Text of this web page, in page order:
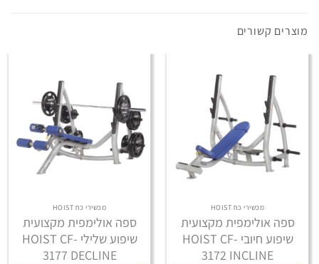
מוצרים קשורים
מכשירי כח HOIST
ספה אולימפית מקצועית
שיפוע חיובי HOIST CF-
3172 INCLINE
מכשירי כח HOIST
ספה אולימפית מקצועית
שיפוע שלילי HOIST CF-
3177 DECLINE